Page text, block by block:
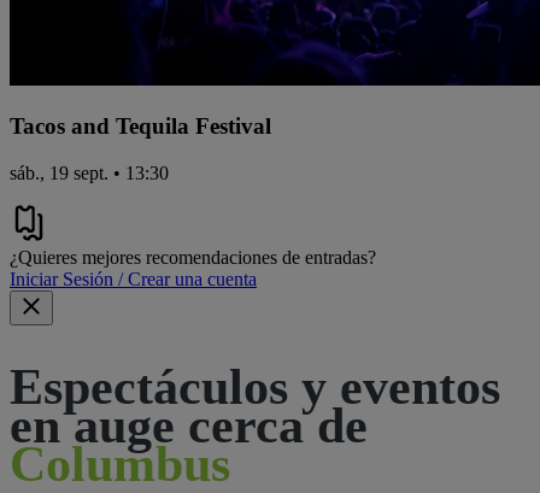
Tacos and Tequila Festival
sáb., 19 sept. • 13:30
¿Quieres mejores recomendaciones de entradas?
Iniciar Sesión / Crear una cuenta
Espectáculos y eventos
en auge cerca de
Columbus